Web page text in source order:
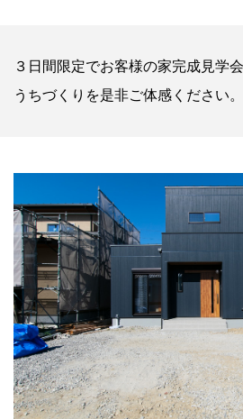
３日間限定でお客様の家完成見学
うちづくりを是非ご体感ください。